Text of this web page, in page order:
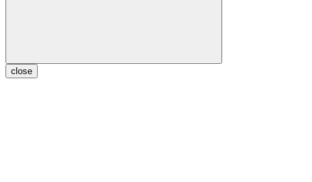
close